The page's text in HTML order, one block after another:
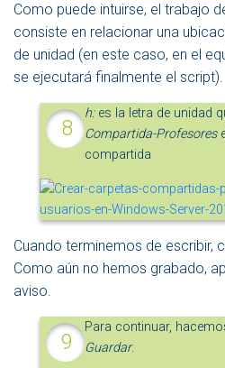
Como puede intuirse, el trabajo
consiste en relacionar una
de unidad (en este caso, en el
se ejecutará finalmente el script).
h:es la letra de unidad
Compartida-Profesores
compartida
Cuando terminemos de escribir,
Como aún no hemos grabado,
aviso.
Para continuar,
Guardar.